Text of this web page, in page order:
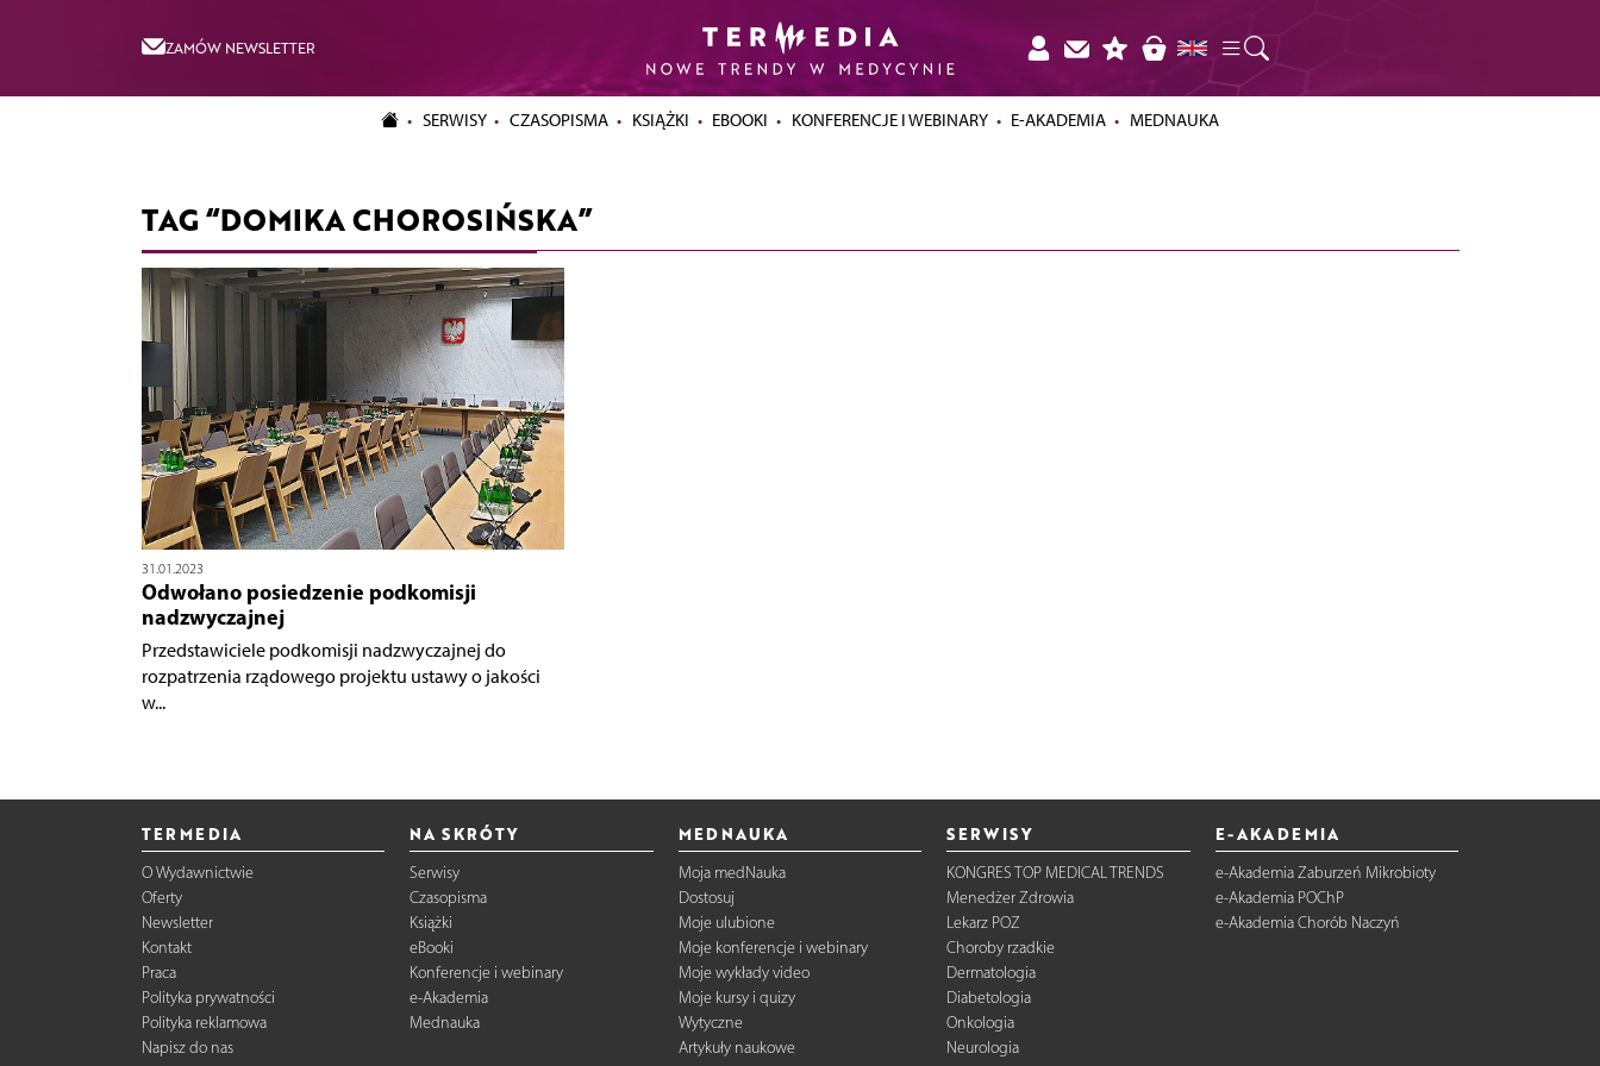
ZAMÓW NEWSLETTER
SERWISY CZASOPISMA KSIĄŻKI EBOOKI KONFERENCJE I WEBINARY E-AKADEMIA MEDNAUKA
TAG “DOMIKA CHOROSIŃSKA”
31.01.2023
Odwołano posiedzenie podkomisji
nadzwyczajnej
Przedstawiciele podkomisji nadzwyczajnej do
rozpatrzenia rządowego projektu ustawy o jakości
w...
TERMEDIA
O Wydawnictwie
Oferty
Newsletter
Kontakt
Praca
Polityka prywatności
Polityka reklamowa
Napisz do nas
NA SKRÓTY
Serwisy
Czasopisma
Książki
eBooki
Konferencje i webinary
e-Akademia
Mednauka
MEDNAUKA
Moja medNauka
Dostosuj
Moje ulubione
Moje konferencje i webinary
Moje wykłady video
Moje kursy i quizy
Wytyczne
Artykuły naukowe
SERWISY
KONGRES TOP MEDICAL TRENDS
Menedżer Zdrowia
Lekarz POZ
Choroby rzadkie
Dermatologia
Diabetologia
Onkologia
Neurologia
E-AKADEMIA
e-Akademia Zaburzeń Mikrobioty
e-Akademia POChP
e-Akademia Chorób Naczyń